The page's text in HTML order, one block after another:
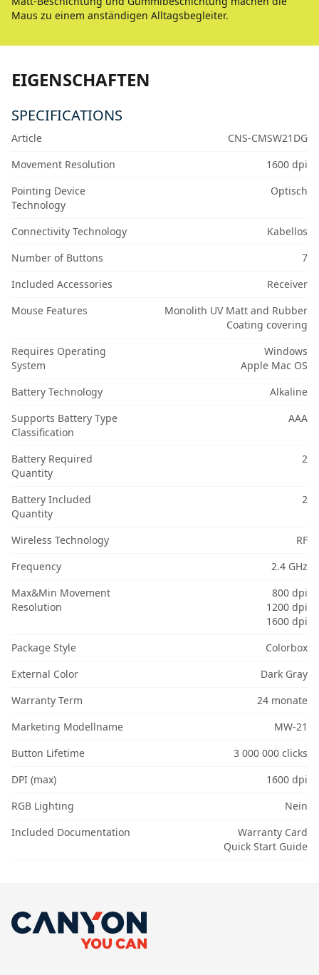
Maus zu einem anständigen Alltagsbegleiter.
EIGENSCHAFTEN
SPECIFICATIONS
Article
CNS-CMSW21DG
Movement Resolution
1600 dpi
Pointing Device
Technology
Optisch
Connectivity Technology
Kabellos
Number of Buttons
7
Included Accessories
Receiver
Mouse Features
Monolith UV Matt and Rubber
Coating covering
Requires Operating
System
Windows
Apple Mac OS
Battery Technology
Alkaline
Supports Battery Type
Classification
AAA
Battery Required
Quantity
2
Battery Included
Quantity
2
Wireless Technology
RF
Frequency
2.4 GHz
Max&Min Movement
Resolution
800 dpi
1200 dpi
1600 dpi
Package Style
Colorbox
External Color
Dark Gray
Warranty Term
24 monate
Marketing Modellname
MW-21
Button Lifetime
3 000 000 clicks
DPI (max)
1600 dpi
RGB Lighting
Nein
Included Documentation
Warranty Card
Quick Start Guide